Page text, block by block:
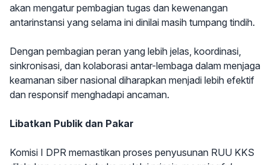
akan mengatur pembagian tugas dan kewenangan
antarinstansi yang selama ini dinilai masih tumpang tindih.
Dengan pembagian peran yang lebih jelas, koordinasi,
sinkronisasi, dan kolaborasi antar-lembaga dalam menjaga
keamanan siber nasional diharapkan menjadi lebih efektif
dan responsif menghadapi ancaman.
Libatkan Publik dan Pakar
Komisi I DPR memastikan proses penyusunan RUU KKS